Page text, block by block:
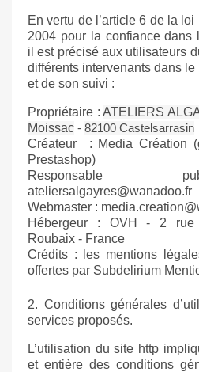
En vertu de l’article 6 de la
2004 pour la confiance dans
il est précisé aux utilisateurs
différents intervenants dans
et de son suivi :
Propriétaire :ATELIERS
Moissac - 82100 Castelsarrasin
Créateur : Media Création
Prestashop)
Responsable
ateliersalgayres@wanadoo.fr
Webmaster :
Hébergeur : OVH - 2 rue
Roubaix - France
Crédits : les mentions
offertes par Subdelirium
2. Conditions générales
services proposés.
L’utilisation du site http
et entière des conditions